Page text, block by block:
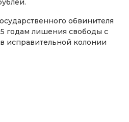
обвинителя
годам лишения свободы с
исправительной колонии